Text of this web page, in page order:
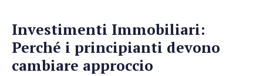
Investimenti Immobiliari:
Perché i principianti devono
cambiare approccio